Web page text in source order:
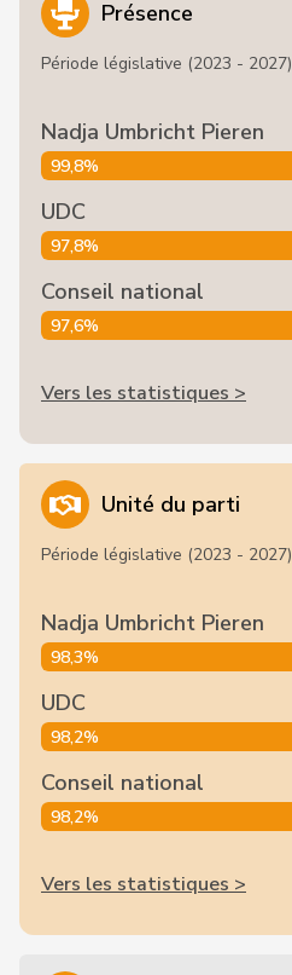
Présence
Période législative (2023 - 2027)
Nadja Umbricht Pieren
99,8%
UDC
97,8%
Conseil national
97,6%
Vers les statistiques >
Unité du parti
Période législative (2023 - 2027)
Nadja Umbricht Pieren
98,3%
UDC
98,2%
Conseil national
98,2%
Vers les statistiques >